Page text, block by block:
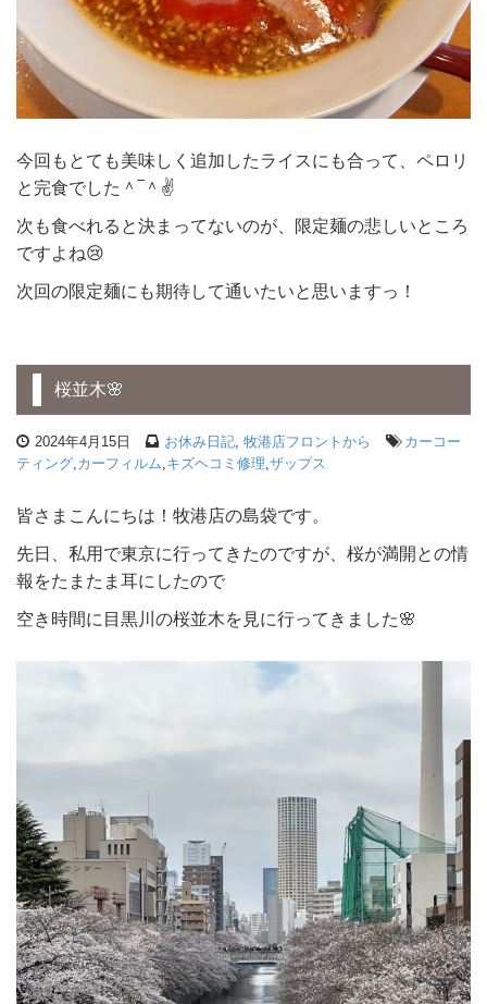
今回もとても美味しく追加したライスにも合って、ペロリ
と完食でした＾‾＾✌
次も食べれると決まってないのが、限定麺の悲しいところ
ですよね😢
次回の限定麺にも期待して通いたいと思いますっ！
桜並木🌸
2024年4月15日 お休み日記, 牧港店フロントから
カーコー
ティング,カーフィルム,キズヘコミ修理,ザップス
皆さまこんにちは！牧港店の島袋です。
先日、私用で東京に行ってきたのですが、桜が満開との情
報をたまたま耳にしたので
空き時間に目黒川の桜並木を見に行ってきました🌸